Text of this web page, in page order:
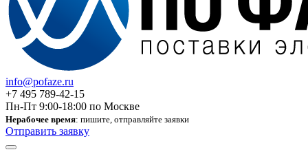
info@pofaze.ru
+7 495 789-42-15
Пн-Пт 9:00-18:00 по Москве
Нерабочее время: пишите, отправляйте заявки
Отправить заявку